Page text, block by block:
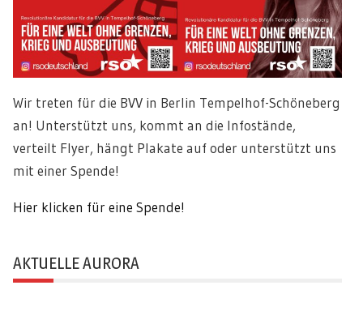
Wir treten für die BVV in Berlin Tempelhof-Schöneberg
an! Unterstützt uns, kommt an die Infostände,
verteilt Flyer, hängt Plakate auf oder unterstützt uns
mit einer Spende!
Hier klicken für eine Spende!
AKTUELLE AURORA